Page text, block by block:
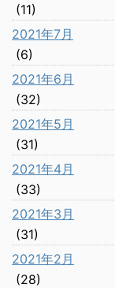
(11)
2021年7月
(6)
2021年6月
(32)
2021年5月
(31)
2021年4月
(33)
2021年3月
(31)
2021年2月
(28)